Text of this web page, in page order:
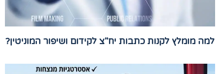
למה מומלץ לקנות כתבות יח"צ לקידום ושיפור המוניטין?